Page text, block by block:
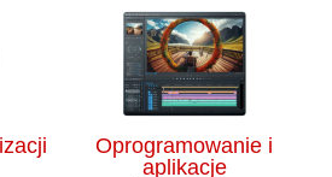
Oprogramowanie i
aplikacje